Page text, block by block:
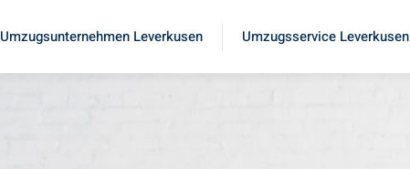
Umzugsunternehmen Leverkusen Umzugsservice Leverkusen